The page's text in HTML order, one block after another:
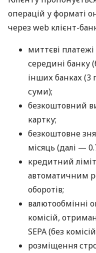
операцій у форматі
через web клієнт-
миттєві
середині банку
інших банках (3
суми);
безкоштовний
картку;
безкоштовне
місяць (далі —
кредитний
автоматичним
оборотів;
валютообмінні
комісій,
SEPA (без
розміщення